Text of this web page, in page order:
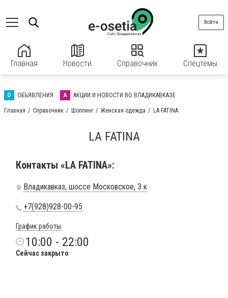
Главная Новости Справочник Спецтемы
Войти
О ОБЪЯВЛЕНИЯ А АКЦИИ И НОВОСТИ ВО ВЛАДИКАВКАЗЕ
Главная Справочник Шоппинг Женская одежда LA FATINA
LA FATINA
Контакты «LA FATINA»:
Владикавказ, шоссе Московское, 3 к
+7(928)928-00-95
График работы
10:00 - 22:00
Сейчас закрыто